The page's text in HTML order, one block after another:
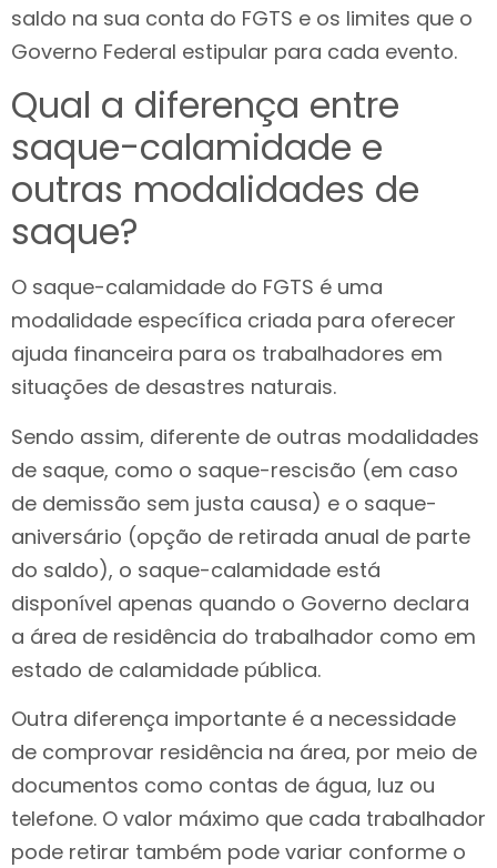
saldo na sua conta do FGTS e os limites que o
Governo Federal estipular para cada evento.
Qual a diferença entre
saque-calamidade e
outras modalidades de
saque?
O saque-calamidade do FGTS é uma
modalidade específica criada para oferecer
ajuda financeira para os trabalhadores em
situações de desastres naturais.
Sendo assim, diferente de outras modalidades
de saque, como o saque-rescisão (em caso
de demissão sem justa causa) e o saque-
aniversário (opção de retirada anual de parte
do saldo), o saque-calamidade está
disponível apenas quando o Governo declara
a área de residência do trabalhador como em
estado de calamidade pública.
Outra diferença importante é a necessidade
de comprovar residência na área, por meio de
documentos como contas de água, luz ou
telefone. O valor máximo que cada trabalhador
pode retirar também pode variar conforme o